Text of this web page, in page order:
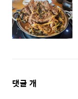
댓
댓글 개